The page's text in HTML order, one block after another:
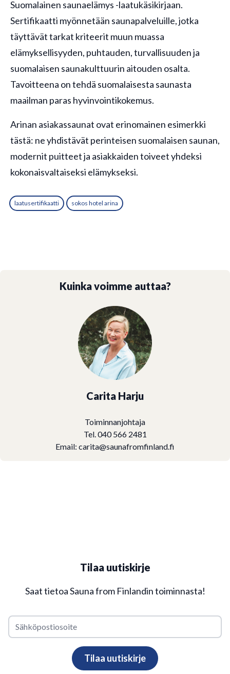
Suomalainen saunaelämys -laatukäsikirjaan.
Sertifikaatti myönnetään saunapalveluille, jotka
täyttävät tarkat kriteerit muun muassa
elämyksellisyyden, puhtauden, turvallisuuden ja
suomalaisen saunakulttuurin aitouden osalta.
Tavoitteena on tehdä suomalaisesta saunasta
maailman paras hyvinvointikokemus.
Arinan asiakassaunat ovat erinomainen esimerkki
tästä: ne yhdistävät perinteisen suomalaisen saunan,
modernit puitteet ja asiakkaiden toiveet yhdeksi
kokonaisvaltaiseksi elämykseksi.
laatusertifikaatti sokos hotel arina
Kuinka voimme auttaa?
Carita Harju
Toiminnanjohtaja
Tel. 040 566 2481
Email: carita@saunafromfinland.fi
Tilaa uutiskirje
Saat tietoa Sauna from Finlandin toiminnasta!